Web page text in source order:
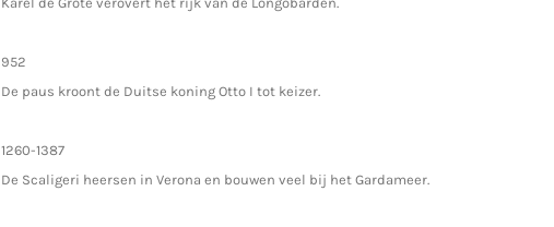
952
De paus kroont de Duitse koning Otto I tot keizer.
1260-1387
De Scaligeri heersen in Verona en bouwen veel bij het Gardameer.